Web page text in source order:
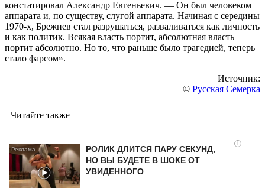
констатировал Александр Евгеньевич. — Он был человеком
аппарата и, по существу, слугой аппарата. Начиная с середины
1970-х, Брежнев стал разрушаться, разваливаться как личность
и как политик. Всякая власть портит, абсолютная власть
портит абсолютно. Но то, что раньше было трагедией, теперь
стало фарсом».
Источник:
© Русская Семерка
Читайте также
i
РОЛИК ДЛИТСЯ ПАРУ СЕКУНД,
НО ВЫ БУДЕТЕ В ШОКЕ ОТ
УВИДЕННОГО